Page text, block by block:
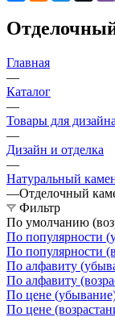
Главная
—
Каталог
—
Товары для
—
Дизайн и отделка
—
Натуральный
—Отделочный
Фильтр
По умолчанию
По популярности
По популярности
По алфавиту
По алфавиту
По цене
По цене